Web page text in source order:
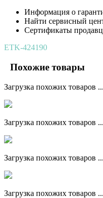
Информация о
Найти сервисный
Сертификаты
ETK-424190
Похожие товары
Загрузка похожих товаров ...
Загрузка похожих товаров ...
Загрузка похожих товаров ...
Загрузка похожих товаров ...